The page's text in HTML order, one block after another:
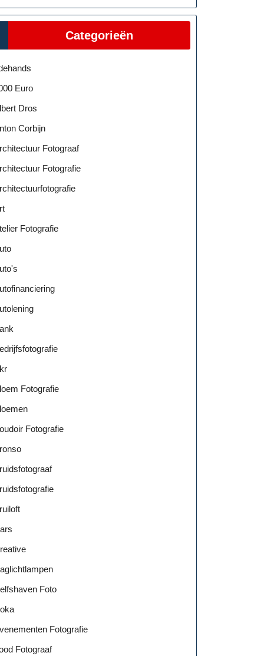
Categorieën
Euro
Dros
Corbijn
Fotograaf
Fotografie
Fotografie
Fotografie
Fotografie
Foto
Fotografie
Fotograaf